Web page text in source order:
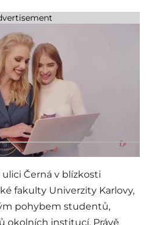
Černá v blízkosti
fakulty Univerzity Karlovy,
pohybem studentů,
okolních institucí. Právě